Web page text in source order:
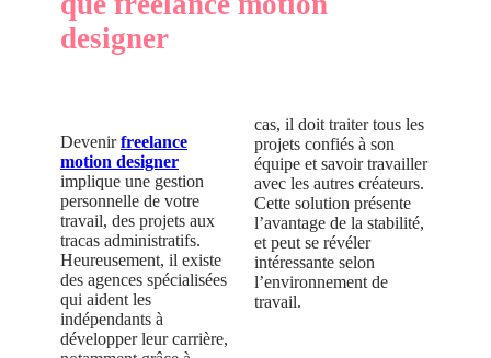
designer
Devenirfreelance
motion designer
implique une gestion
personnelle de votre
travail, des projets aux
tracas administratifs.
Heureusement, il existe
des agences spécialisées
qui aident les
indépendants à
développer leur carrière,
cas, il doit traiter tous les
projets confiés à son
équipe et savoir travailler
avec les autres créateurs.
Cette solution présente
l’avantage de la stabilité,
et peut se révéler
intéressante selon
l’environnement de
travail.